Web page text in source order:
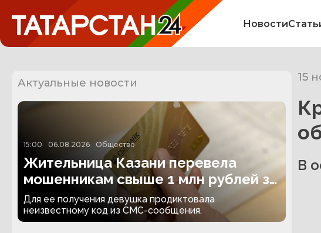
Новости
Актуальные новости
15:00 06.08.2026 Общество
Жительница Казани перевела
мошенникам свыше 1 млн рублей за
несуществующую посылку
Для ее получения девушка продиктовала
неизвестному код из СМС-сообщения.
15
В